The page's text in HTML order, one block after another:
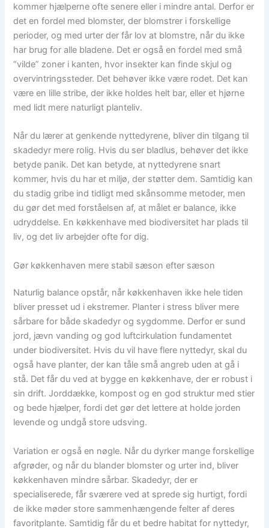
kommer hjælperne ofte senere eller i mindre antal. Derfor er
det en fordel med blomster, der blomstrer i forskellige
perioder, og med urter der får lov at blomstre, når du ikke
har brug for alle bladene. Det er også en fordel med små
“vilde” zoner i kanten, hvor insekter kan finde skjul og
overvintringssteder. Det behøver ikke være rodet. Det kan
være en lille stribe, der ikke holdes helt bar, eller et hjørne
med lidt mere naturligt planteliv.
Når du lærer at genkende nyttedyrene, bliver din tilgang til
skadedyr mere rolig. Hvis du ser bladlus, behøver det ikke
betyde panik. Det kan betyde, at nyttedyrene snart
kommer, hvis du har et miljø, der støtter dem. Samtidig kan
du stadig gribe ind tidligt med skånsomme metoder, men
du gør det med forståelsen af, at målet er balance, ikke
udryddelse. En køkkenhave med biodiversitet har plads til
liv, og det liv arbejder ofte for dig.
Gør køkkenhaven mere stabil sæson efter sæson
Naturlig balance opstår, når køkkenhaven ikke hele tiden
bliver presset ud i ekstremer. Planter i stress bliver mere
sårbare for både skadedyr og sygdomme. Derfor er sund
jord, jævn vanding og god luftcirkulation fundamentet
under biodiversitet. Hvis du vil have flere nyttedyr, skal du
også have planter, der kan tåle små angreb uden at gå i
stå. Det får du ved at bygge en køkkenhave, der er robust i
sin drift. Jorddække, kompost og en god struktur med stier
og bede hjælper, fordi det gør det lettere at holde jorden
levende og undgå store udsving.
Variation er også en nøgle. Når du dyrker mange forskellige
afgrøder, og når du blander blomster og urter ind, bliver
køkkenhaven mindre sårbar. Skadedyr, der er
specialiserede, får sværere ved at sprede sig hurtigt, fordi
de ikke møder store sammenhængende felter af deres
favoritplante. Samtidig får du et bedre habitat for nyttedyr,